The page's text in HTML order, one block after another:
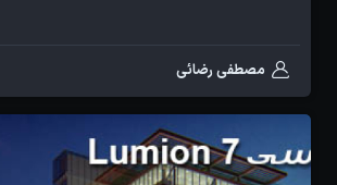
مصطفی رضائی